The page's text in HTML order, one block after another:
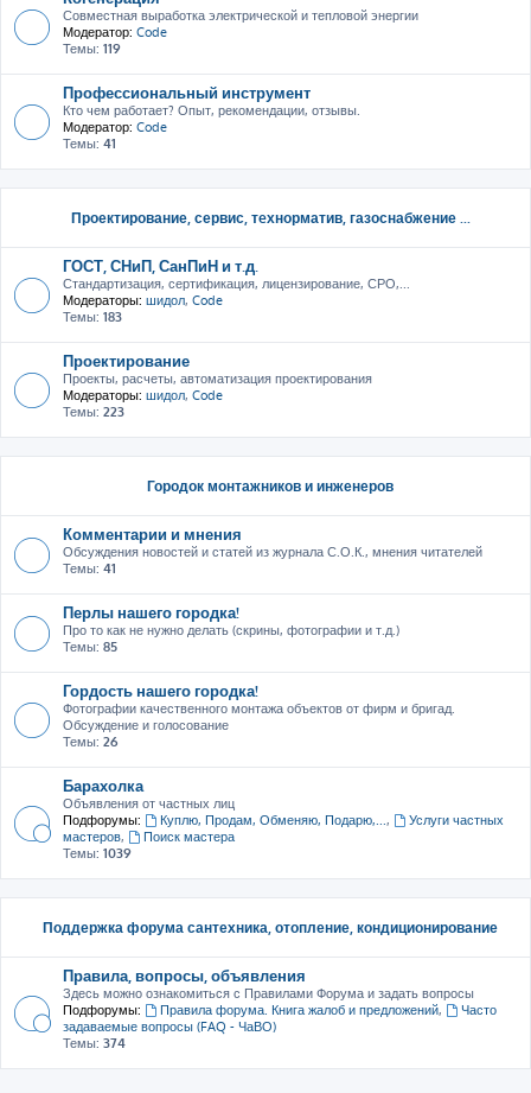
Совместная выработка электрической и тепловой энергии
Модератор: Code
Темы: 119
Профессиональный инструмент
Кто чем работает? Опыт, рекомендации, отзывы.
Модератор: Code
Темы: 41
Проектирование, сервис, тeхнорматив, газоснабжение ...
ГОСТ, СНиП, СанПиН и т.д.
Стандартизация, сертификация, лицензирование, СРО,...
Модераторы: шидол, Code
Темы: 183
Проектирование
Проекты, расчеты, автоматизация проектирования
Модераторы: шидол, Code
Темы: 223
Городок монтажников и инженеров
Комментарии и мнения
Обсуждения новостей и статей из журнала С.О.К., мнения читателей
Темы: 41
Перлы нашего городка!
Про то как не нужно делать (скрины, фотографии и т.д.)
Темы: 85
Гордость нашего городка!
Фотографии качественного монтажа объектов от фирм и бригад.
Обсуждение и голосование
Темы: 26
Барахолка
Объявления от частных лиц
Подфорумы:
Куплю, Продам, Обменяю, Подарю,...,
Услуги частных
мастеров,
Поиск мастера
Темы: 1039
Поддержка форума сантехника, отопление, кондиционирование
Правила, вопросы, объявления
Здесь можно ознакомиться с Правилами Форума и задать вопросы
Подфорумы:
Правила форума. Книга жалоб и предложений,
Часто
задаваемые вопросы (FAQ - ЧаВО)
Темы: 374